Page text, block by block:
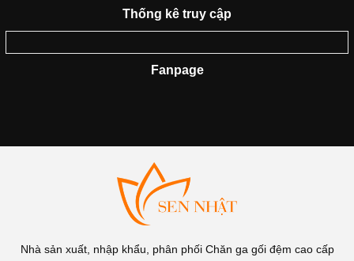
Thống kê truy cập
Fanpage
Nhà sản xuất, nhập khẩu, phân phối Chăn ga gối đệm cao cấp